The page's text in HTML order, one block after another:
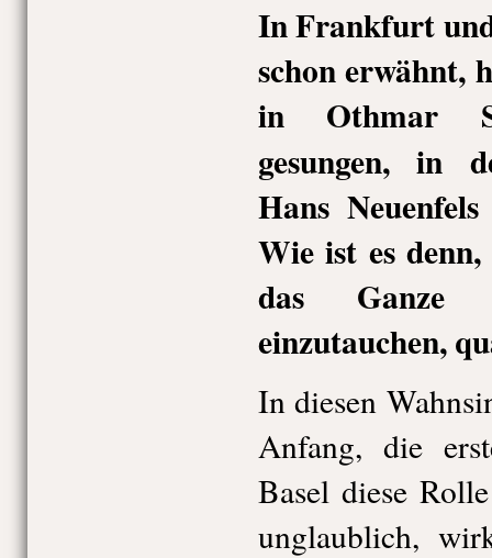
In Frankfurt und
schon erwähnt,
in Othmar
gesungen, in
Hans
Wie ist es
das Ganze
einzutauchen,
In diesen
Anfang, die
Basel diese
unglaublich,